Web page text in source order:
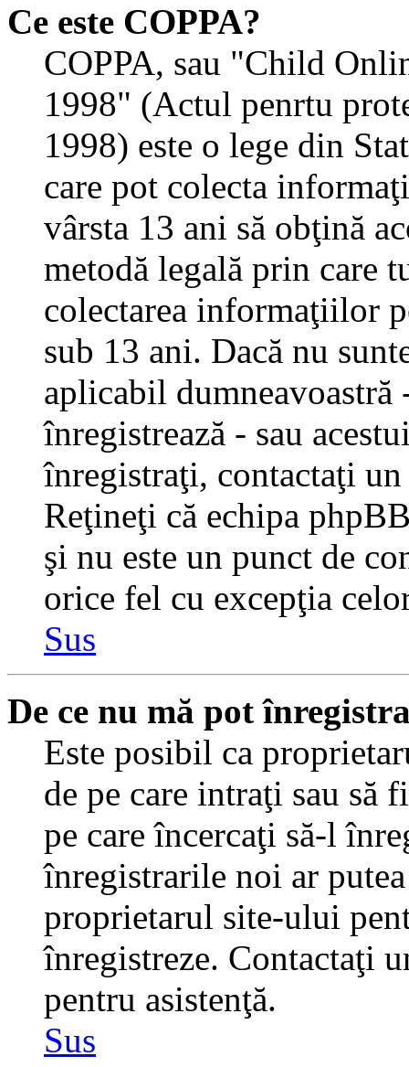
Ce este COPPA?
COPPA, sau "Child
1998" (Actul penrtu
1998) este o lege din
care pot colecta
vârsta 13 ani să obţină
metodă legală prin care
colectarea informaţiilor
sub 13 ani. Dacă nu
aplicabil dumneavoastră
înregistrează - sau
înregistraţi, contactaţi
Reţineţi că echipa
şi nu este un punct de
orice fel cu excepţia
Sus
De ce nu mă pot
Este posibil ca
de pe care intraţi sau să
pe care încercaţi să-l
înregistrarile noi ar
proprietarul site-ului
înregistreze. Contactaţi
pentru asistenţă.
Sus